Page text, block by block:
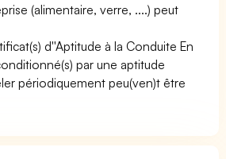
(alimentaire, verre, ....) peut
d''Aptitude à la Conduite En
par une aptitude
périodiquement peu(ven)t être